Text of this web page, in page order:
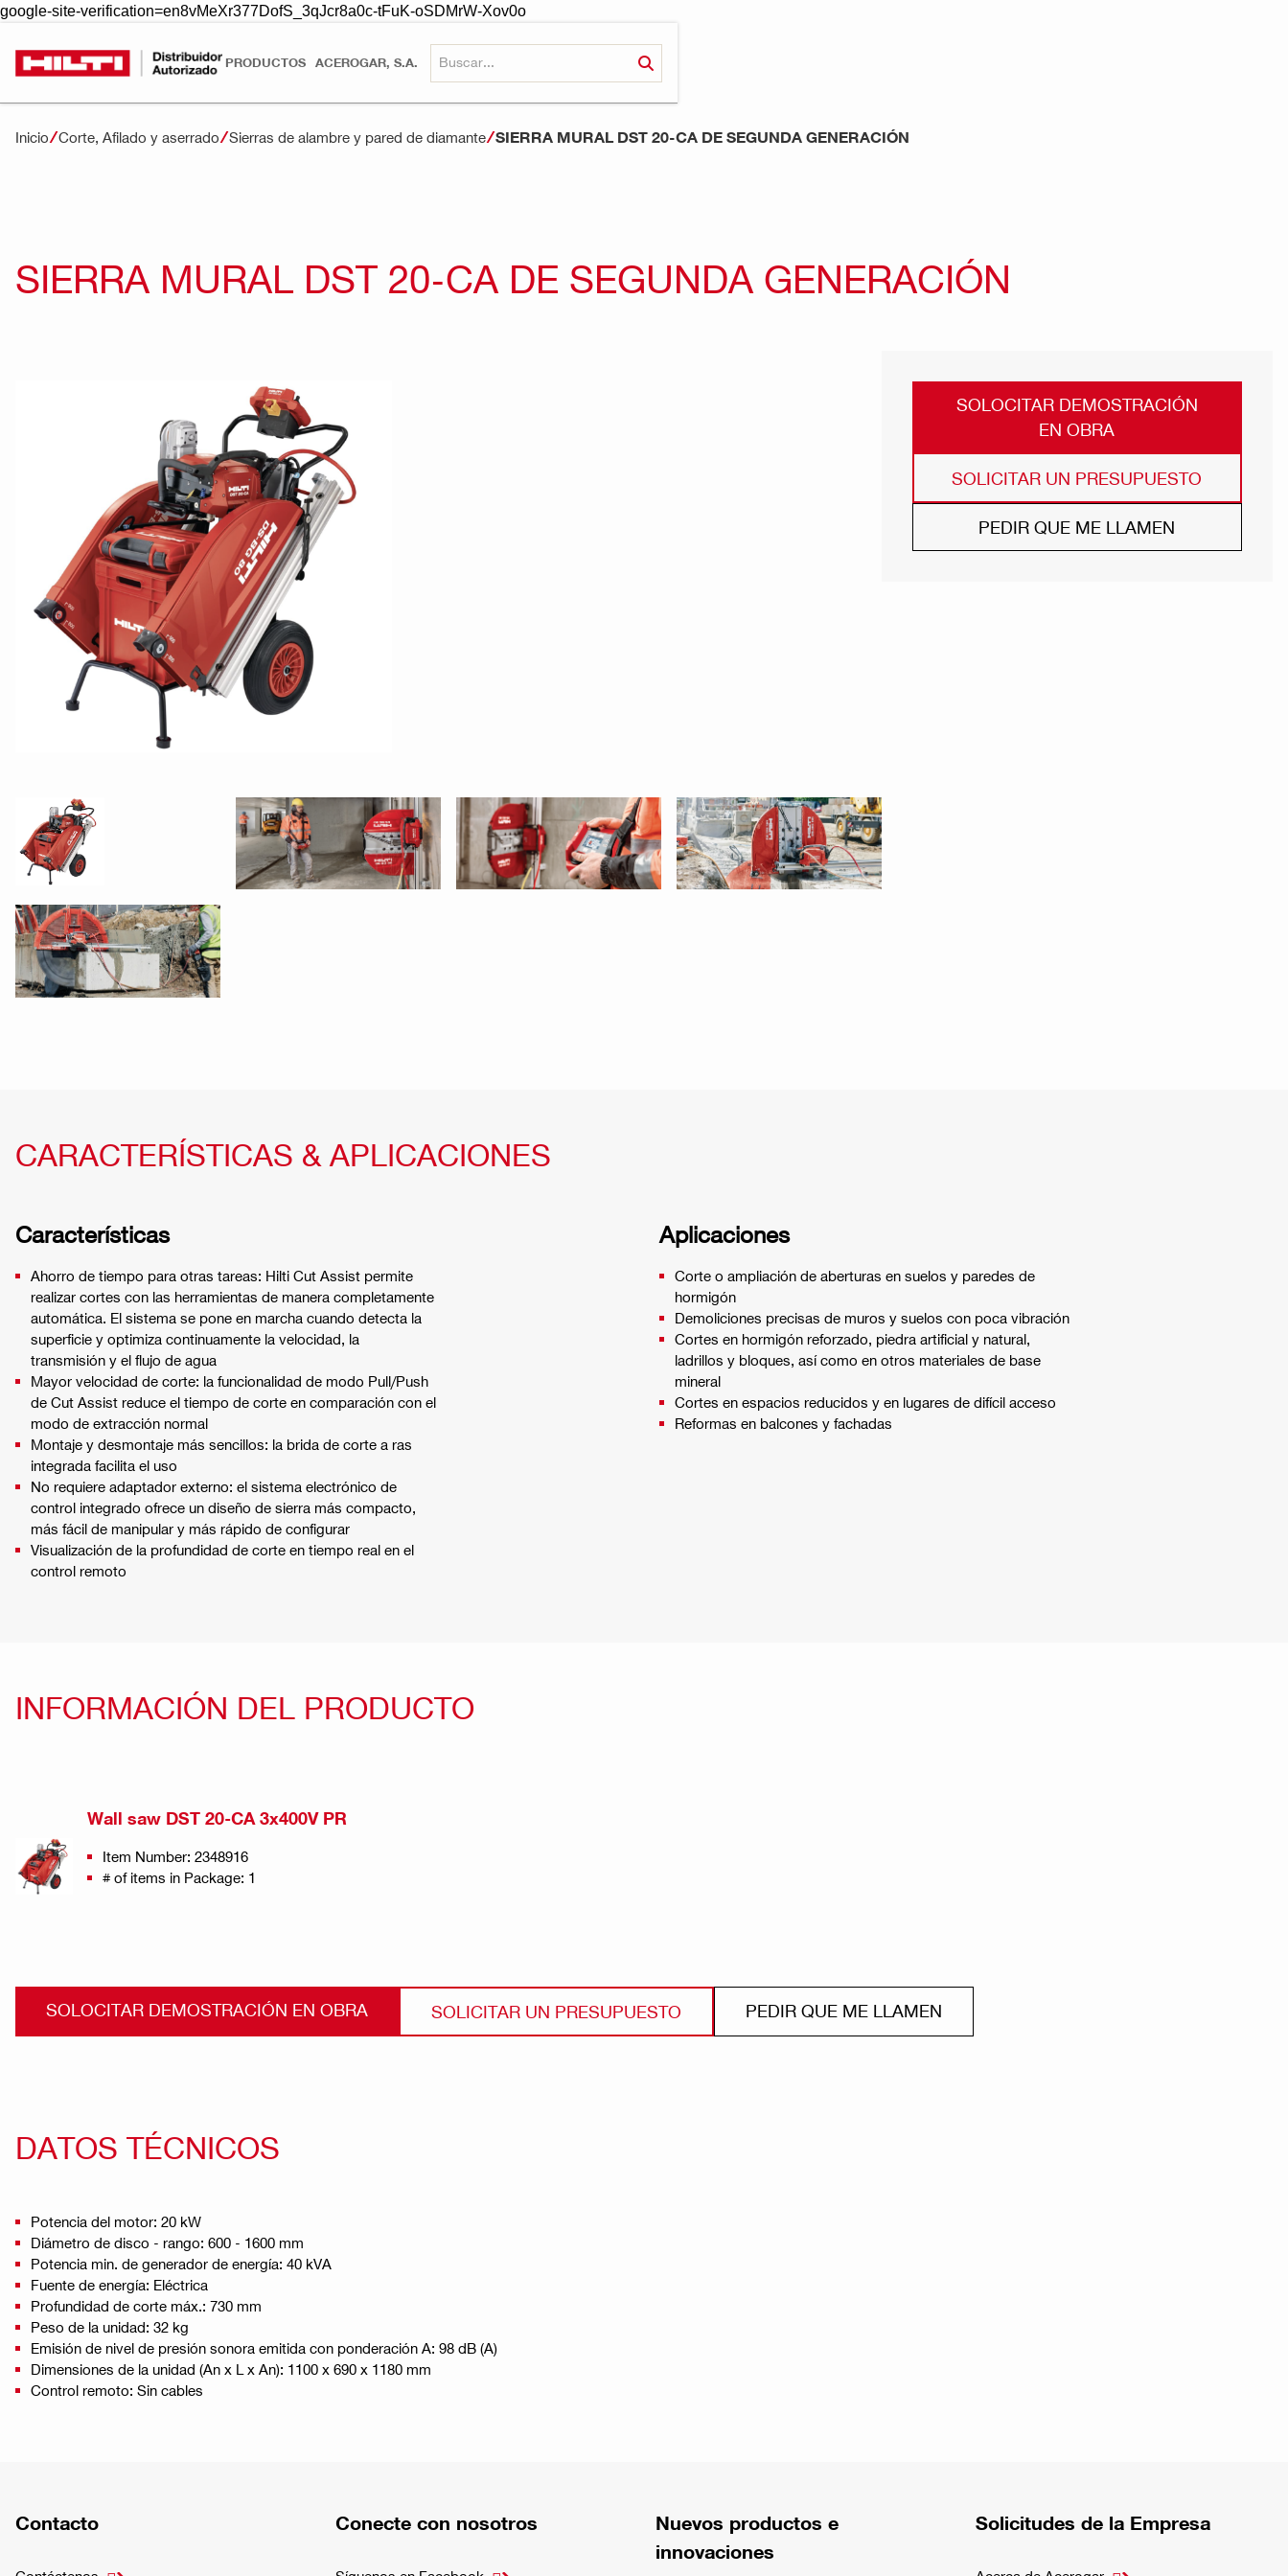
google-site-verification=en8vMeXr377DofS_3qJcr8a0c-tFuK-oSDMrW-Xov0o
PRODUCTOS ACEROGAR, S.A.
Inicio Corte, Afilado y aserrado Sierras de alambre y pared de diamante SIERRA MURAL DST 20-CA DE SEGUNDA GENERACIÓN
SIERRA MURAL DST 20-CA DE SEGUNDA GENERACIÓN
SOLOCITAR DEMOSTRACIÓN
EN OBRA
SOLICITAR UN PRESUPUESTO
PEDIR QUE ME LLAMEN
CARACTERÍSTICAS & APLICACIONES
Características
Ahorro de tiempo para otras tareas: Hilti Cut Assist permite
realizar cortes con las herramientas de manera completamente
automática. El sistema se pone en marcha cuando detecta la
superficie y optimiza continuamente la velocidad, la
transmisión y el flujo de agua
Mayor velocidad de corte: la funcionalidad de modo Pull/Push
de Cut Assist reduce el tiempo de corte en comparación con el
modo de extracción normal
Montaje y desmontaje más sencillos: la brida de corte a ras
integrada facilita el uso
No requiere adaptador externo: el sistema electrónico de
control integrado ofrece un diseño de sierra más compacto,
más fácil de manipular y más rápido de configurar
Visualización de la profundidad de corte en tiempo real en el
control remoto
Aplicaciones
Corte o ampliación de aberturas en suelos y paredes de
hormigón
Demoliciones precisas de muros y suelos con poca vibración
Cortes en hormigón reforzado, piedra artificial y natural,
ladrillos y bloques, así como en otros materiales de base
mineral
Cortes en espacios reducidos y en lugares de difícil acceso
Reformas en balcones y fachadas
INFORMACIÓN DEL PRODUCTO
Wall saw DST 20-CA 3x400V PR
Item Number: 2348916
# of items in Package: 1
SOLOCITAR DEMOSTRACIÓN EN OBRA SOLICITAR UN PRESUPUESTO PEDIR QUE ME LLAMEN
DATOS TÉCNICOS
Potencia del motor: 20 kW
Diámetro de disco - rango: 600 - 1600 mm
Potencia min. de generador de energía: 40 kVA
Fuente de energía: Eléctrica
Profundidad de corte máx.: 730 mm
Peso de la unidad: 32 kg
Emisión de nivel de presión sonora emitida con ponderación A: 98 dB (A)
Dimensiones de la unidad (An x L x An): 1100 x 690 x 1180 mm
Control remoto: Sin cables
Contacto Conecte con nosotros
Nuevos productos e
innovaciones
Solicitudes de la Empresa